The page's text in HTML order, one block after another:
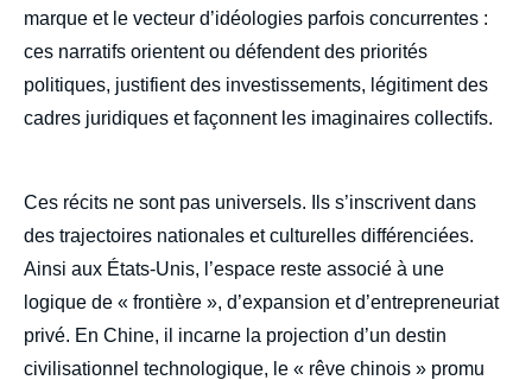
marque et le vecteur d’idéologies parfois concurrentes :
ces narratifs orientent ou défendent des priorités
politiques, justifient des investissements, légitiment des
cadres juridiques et façonnent les imaginaires collectifs.
Ces récits ne sont pas universels. Ils s’inscrivent dans
des trajectoires nationales et culturelles différenciées.
Ainsi aux États-Unis, l’espace reste associé à une
logique de « frontière », d’expansion et d’entrepreneuriat
privé. En Chine, il incarne la projection d’un destin
civilisationnel technologique, le « rêve chinois » promu
couverture
de
publication
Paul WOHRER, « Les narratifs spatiaux.